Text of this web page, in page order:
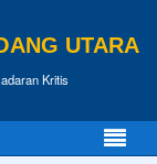
UTARA
Kritis